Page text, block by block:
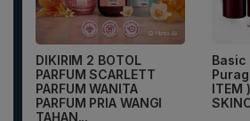
DIKIRIM 2 BOTOL
PARFUM SCARLETT
PARFUM WANITA
PARFUM PRIA WANGI
TAHAN...
Basic
ITEM